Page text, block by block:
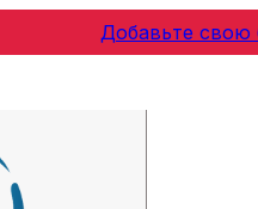
Добавьте свою